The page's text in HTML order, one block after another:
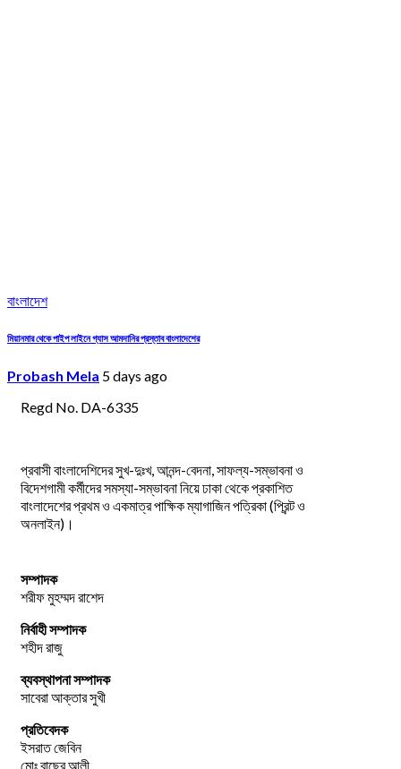
বাংলাদেশ
মিয়ানমার থেকে পাইপ লাইনে গ্যাস আমদানির প্রস্তাব বাংলাদেশের
Probash Mela 5 days ago
Regd No. DA-6335
প্রবাসী বাংলাদেশিদের সুখ-দুঃখ, আনন্দ-বেদনা, সাফল্য-সম্ভাবনা ও
বিদেশগামী কর্মীদের সমস্যা-সম্ভাবনা নিয়ে ঢাকা থেকে প্রকাশিত
বাংলাদেশের প্রথম ও একমাত্র পাক্ষিক ম্যাগাজিন পত্রিকা (প্রিন্ট ও
অনলাইন)।
সম্পাদক
শরীফ মুহম্মদ রাশেদ
নির্বাহী সম্পাদক
শহীদ রাজু
ব্যবস্থাপনা সম্পাদক
সাবেরা আক্তার সুখী
প্রতিবেদক
ইসরাত জেবিন
মোঃ বাছের আলী